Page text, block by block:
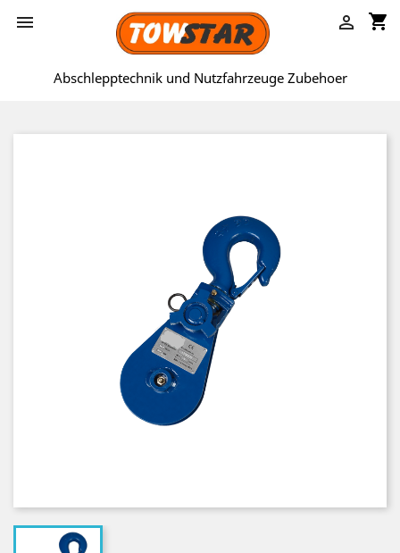
 shopping_cart

Abschlepptechnik und Nutzfahrzeuge Zubehoer